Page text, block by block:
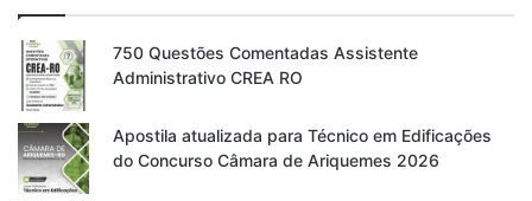
750 Questões Comentadas Assistente
Administrativo CREA RO
Apostila atualizada para Técnico em Edificações
do Concurso Câmara de Ariquemes 2026